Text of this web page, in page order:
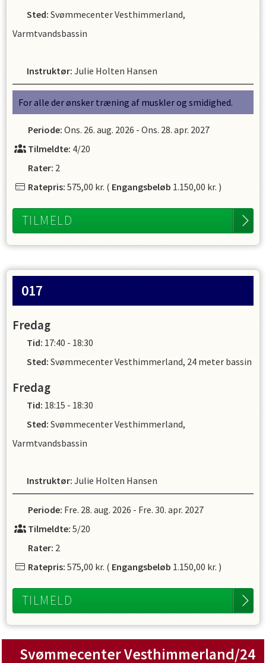
Sted: Svømmecenter Vesthimmerland,
Varmtvandsbassin
Instruktør: Julie Holten Hansen
For alle der ønsker træning af muskler og smidighed.
Periode: Ons. 26. aug. 2026 - Ons. 28. apr. 2027
Tilmeldte: 4/20
Rater: 2
Ratepris: 575,00 kr. ( Engangsbeløb 1.150,00 kr. )
TILMELD
017
Fredag
Tid: 17:40 - 18:30
Sted: Svømmecenter Vesthimmerland, 24 meter bassin
Fredag
Tid: 18:15 - 18:30
Sted: Svømmecenter Vesthimmerland,
Varmtvandsbassin
Instruktør: Julie Holten Hansen
Periode: Fre. 28. aug. 2026 - Fre. 30. apr. 2027
Tilmeldte: 5/20
Rater: 2
Ratepris: 575,00 kr. ( Engangsbeløb 1.150,00 kr. )
TILMELD
Svømmecenter Vesthimmerland/24